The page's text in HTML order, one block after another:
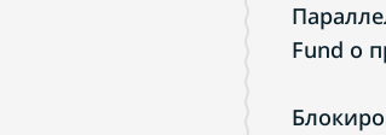
Fund о